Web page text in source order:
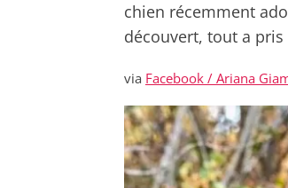
chien récemment
découvert, tout a pris
via Facebook / Ariana